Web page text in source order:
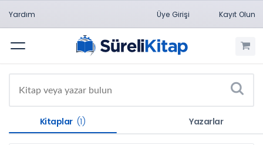
Yardım Üye Girişi Kayıt Olun
Menü
Kitaplar (1) Yazarlar